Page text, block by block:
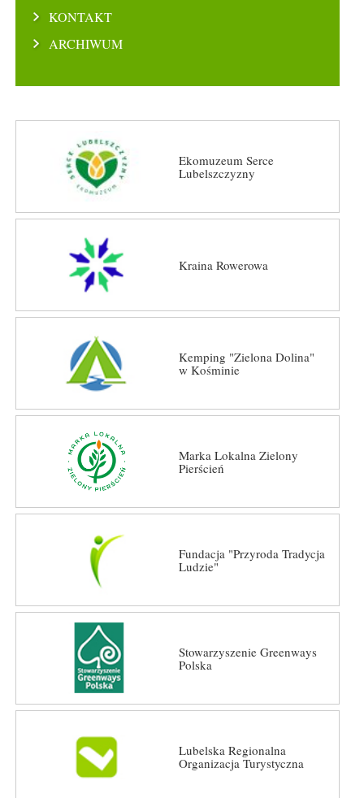
KONTAKT
ARCHIWUM
Ekomuzeum Serce
Lubelszczyzny
Kraina Rowerowa
Kemping "Zielona Dolina"
w Kośminie
Marka Lokalna Zielony
Pierścień
Fundacja "Przyroda Tradycja
Ludzie"
Stowarzyszenie Greenways
Polska
Lubelska Regionalna
Organizacja Turystyczna